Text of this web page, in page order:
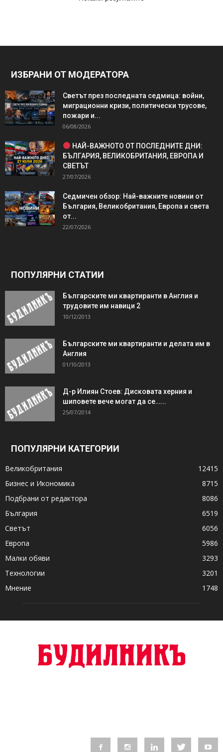
ИЗБРАНИ ОТ МОДЕРАТОРА
Светът през последната седмица: войни,
миграционни кризи, политически трусове,
пожари и...
06/08/2026
НАЙ-ВАЖНОТО ОТ ПОСЛЕДНИТЕ ДНИ:
БЪЛГАРИЯ, ВЕЛИКОБРИТАНИЯ, ЕВРОПА И
СВЕТЪТ
27/07/2026
Седмичен обзор: Най-важните новини от
България, Великобритания, Европа и света
от...
22/07/2026
ПОПУЛЯРНИ СТАТИИ
Българските ми квартиранти в Англия и
трудовите им навици 2
10/12/2013
Българските ми квартиранти и делата им в
Англия
01/10/2013
Д-р Илиян Стоев: Дисковата херния и
шиповете вече могат да се…...
25/07/2014
ПОПУЛЯРНИ КАТЕГОРИИ
Великобритания
12415
Бизнес и Икономика
8715
Подбрани от редактора
8086
България
6519
Светът
6056
Европа
5986
Малки обяви
3293
Технологии
3201
Мнение
1748